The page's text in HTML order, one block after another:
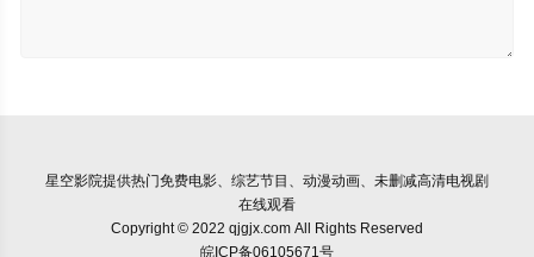
星空影院提供热门免费电影、综艺节目、动漫动画、未删减高清电视剧
在线观看
Copyright © 2022 qjgjx.com All Rights Reserved
皖ICP备06105671号